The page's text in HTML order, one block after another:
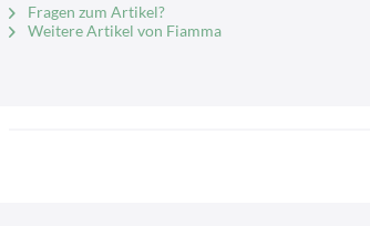
Fragen zum Artikel?
Weitere Artikel von Fiamma